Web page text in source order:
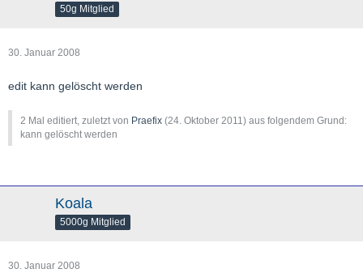
50g Mitglied
30. Januar 2008
edit kann gelöscht werden
2 Mal editiert, zuletzt von Praefix (24. Oktober 2011) aus folgendem Grund:
kann gelöscht werden
Koala
5000g Mitglied
30. Januar 2008